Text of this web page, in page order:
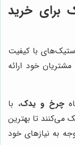
برای خرید
با کیفیت
خود ارائه
چرخ و یدک، با
می‌کنند تا بهترین
به نیازهای خود